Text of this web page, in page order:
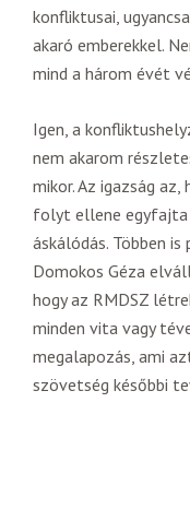
konfliktusai,
akaró emberekkel.
mind a három évét
Igen, a
nem akarom
mikor. Az igazság
folyt ellene egyfajta
áskálódás. Többen
Domokos Géza
hogy az RMDSZ
minden vita vagy
megalapozás, ami
szövetség későbbi